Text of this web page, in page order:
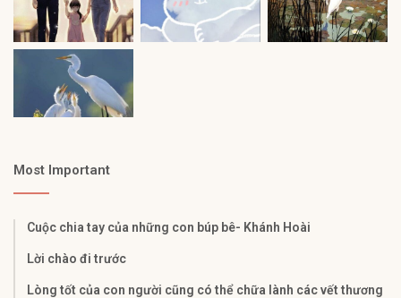
Most Important
Cuộc chia tay của những con búp bê- Khánh Hoài
Lời chào đi trước
Lòng tốt của con người cũng có thể chữa lành các vết thương